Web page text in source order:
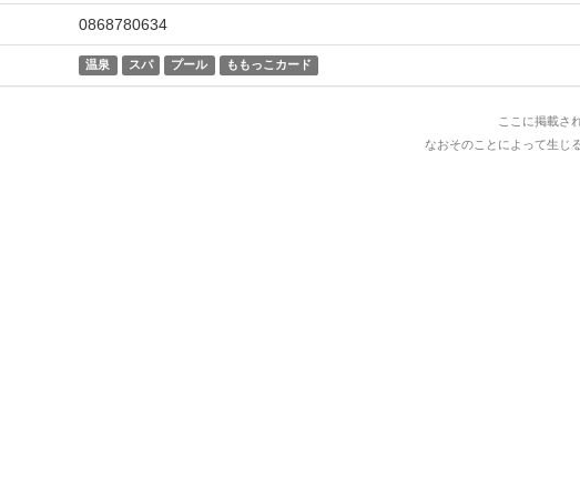
0868780634
温泉 スパ プール ももっこカード
ここに掲載さ
なおそのことによって生じ